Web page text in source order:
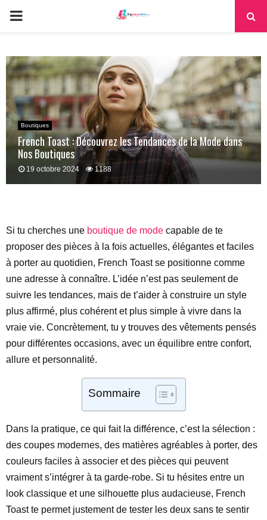
PRIMARY
Boutiques
French Toast : Découvrez les Tendances de la Mode dans
Nos Boutiques
19 octobre 2024 1188
Si tu cherches une boutique de mode capable de te
proposer des pièces à la fois actuelles, élégantes et faciles
à porter au quotidien, French Toast se positionne comme
une adresse à connaître. L’idée n’est pas seulement de
suivre les tendances, mais de t’aider à construire un style
plus affirmé, plus cohérent et plus simple à vivre dans la
vraie vie. Concrètement, tu y trouves des vêtements pensés
pour différentes occasions, avec un équilibre entre confort,
allure et personnalité.
Sommaire
Dans la pratique, ce qui fait la différence, c’est la sélection :
des coupes modernes, des matières agréables à porter, des
couleurs faciles à associer et des pièces qui peuvent
vraiment s’intégrer à ta garde-robe. Si tu hésites entre un
look classique et une silhouette plus audacieuse, French
Toast te permet justement de tester les deux sans te sentir